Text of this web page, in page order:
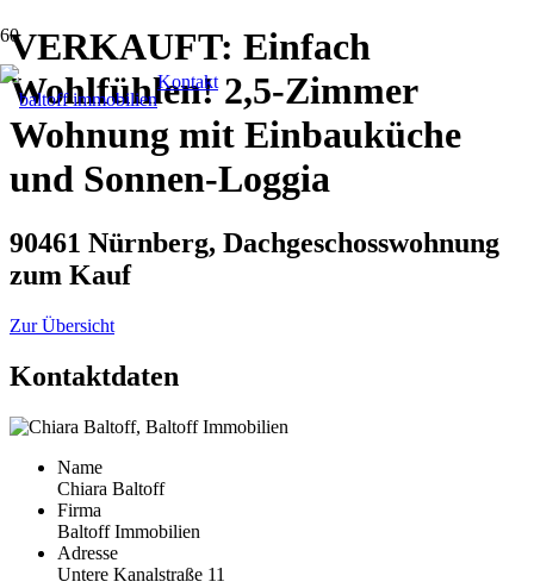
Kontakt
VERKAUFT: Einfach
Wohlfühlen! 2,5-Zimmer
Wohnung mit Einbauküche
und Sonnen-Loggia
90461 Nürnberg, Dachgeschosswohnung
zum Kauf
Zur Übersicht
Kontaktdaten
Name
Chiara Baltoff
Firma
Baltoff Immobilien
Adresse
Untere Kanalstraße 11